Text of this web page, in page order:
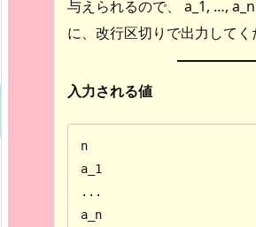
与えられるので、 a_1, …,
に、改行区切りで出力してく
入力される値
n
a_1
...
a_n